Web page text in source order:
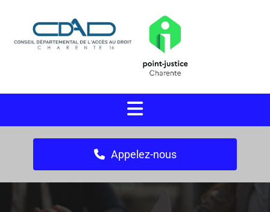
Appelez-nous